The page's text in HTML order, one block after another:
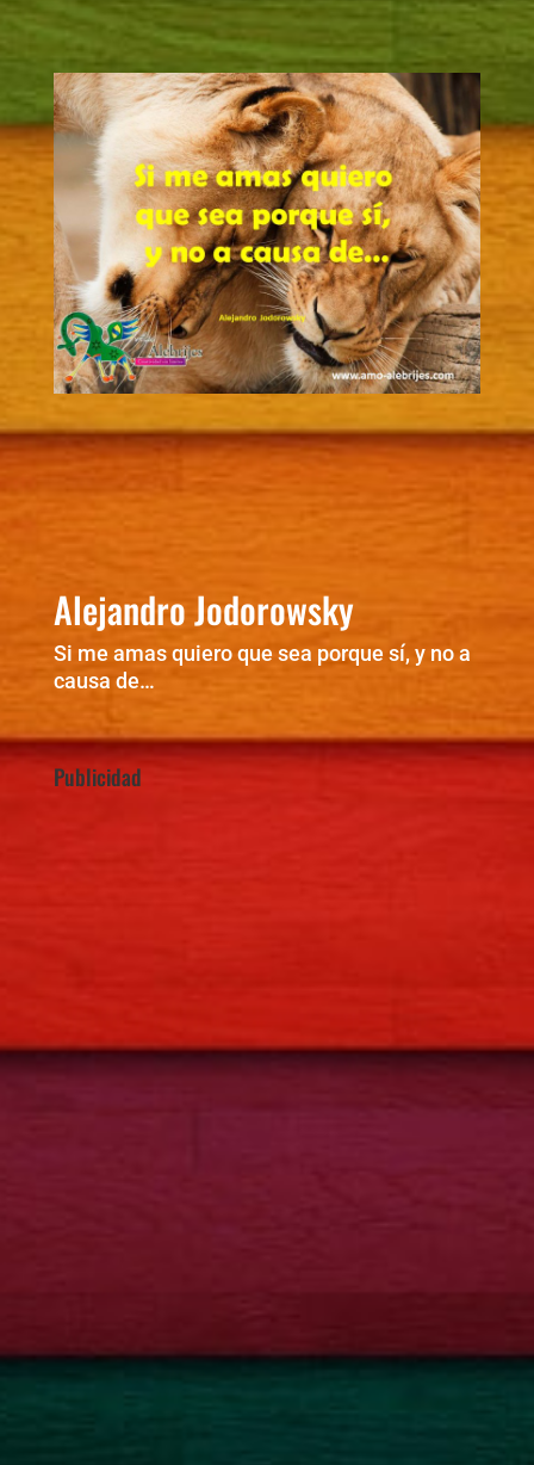
Alejandro Jodorowsky
Si me amas quiero que sea porque sí, y no a
causa de…
Publicidad